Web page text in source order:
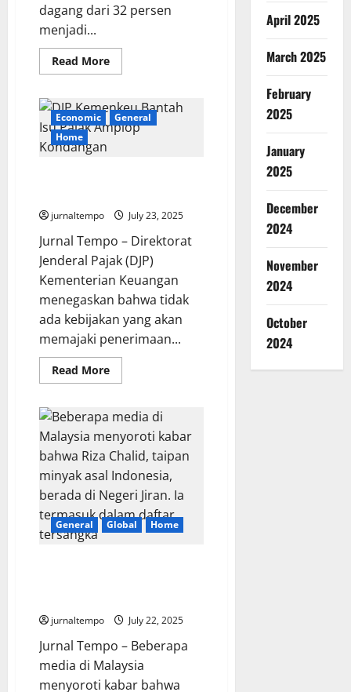
dagang dari 32 persen
menjadi...
Read MoreRead
more
Tarif
19
Persen
dari
Economic
General
Home
jurnaltempo July 23, 2025
Jurnal Tempo – Direktorat
Jenderal Pajak (DJP)
Kementerian Keuangan
menegaskan bahwa tidak
ada kebijakan yang akan
memajaki penerimaan...
Read MoreRead
more
Kemenkeu
Bantah
Isu
Pajak
Amplop
Kondangan
General Global Home
jurnaltempo July 22, 2025
Jurnal Tempo – Beberapa
media di Malaysia
menyoroti kabar bahwa
April 2025
March 2025
February
2025
January
2025
December
2024
November
2024
October
2024